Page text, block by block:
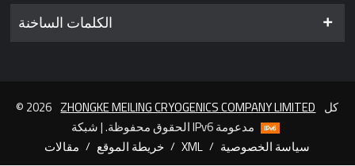
الكلمات الساخنة
© 2026 ZHONGKE MEILING CRYOGENICS COMPANY LIMITED
مقالات / خريطة الموقع / XML / سياسة الخصوصية